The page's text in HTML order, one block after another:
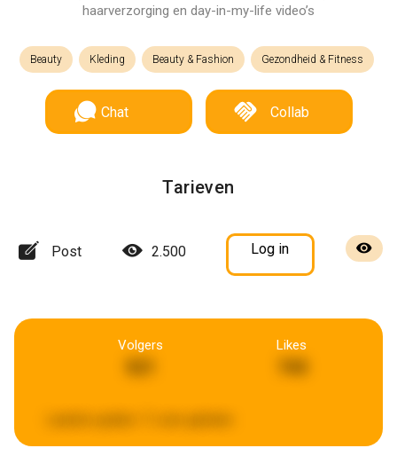
haarverzorging en day-in-my-life video’s
Beauty Kleding Beauty & Fashion Gezondheid & Fitness
Chat Collab
Tarieven
Post 2.500 Log in
Volgers Likes